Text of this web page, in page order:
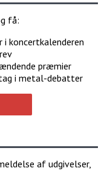
få:
koncertkalenderen
præmier
i metal-debatter
af udgivelser,